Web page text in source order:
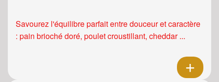
Savourez l'équilibre parfait entre douceur et caractère
: pain brioché doré, poulet croustillant, cheddar ...